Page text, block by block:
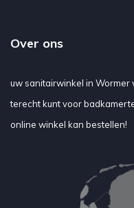
Over ons
uw sanitairwinkel in Wormer
terecht kunt voor
online winkel kan bestellen!